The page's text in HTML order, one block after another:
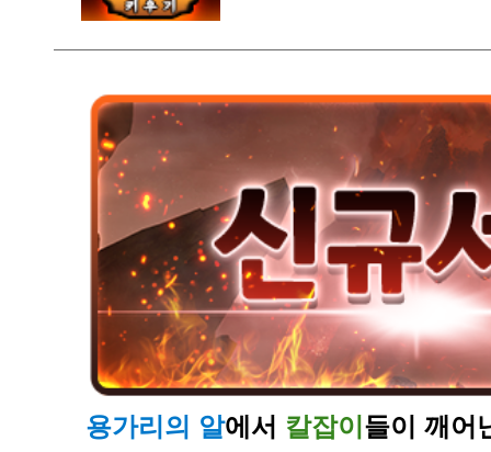
용가리의 알​에서 칼잡이 들이 깨어